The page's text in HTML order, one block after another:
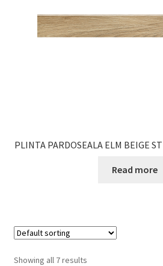
PLINTA PARDOSEALA ELM BEIGE
Read more
Showing all 7 results